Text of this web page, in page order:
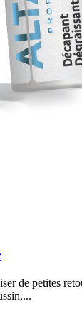
de petites